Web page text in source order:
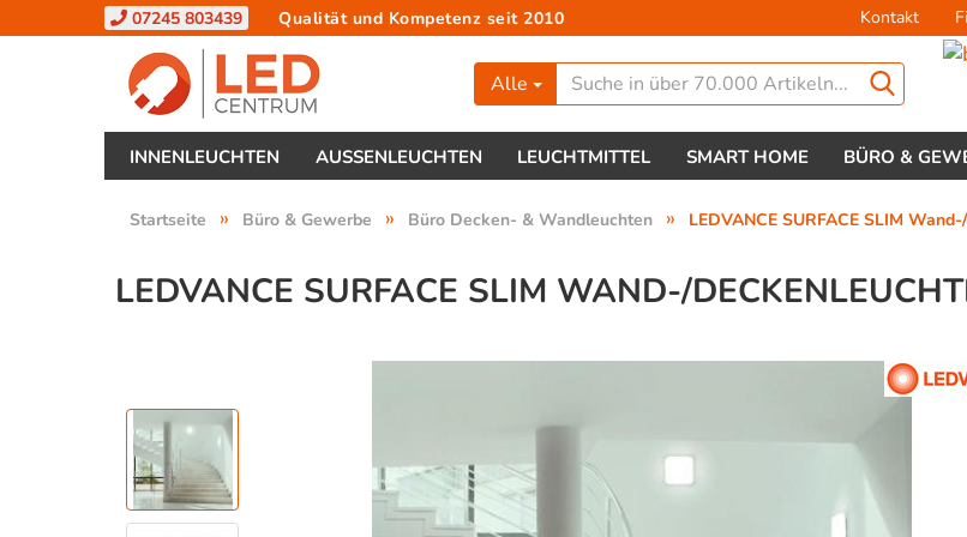
07245 803439 Qualität und Kompetenz seit 2010 Kontakt
Lieferland
Alle
INNENLEUCHTEN AUSSENLEUCHTEN LEUCHTMITTEL SMART HOME BÜRO &
Startseite » Büro & Gewerbe » Büro Decken- & Wandleuchten » LEDVANCE SURFACE SLIM
LEDVANCE SURFACE SLIM WAND-/